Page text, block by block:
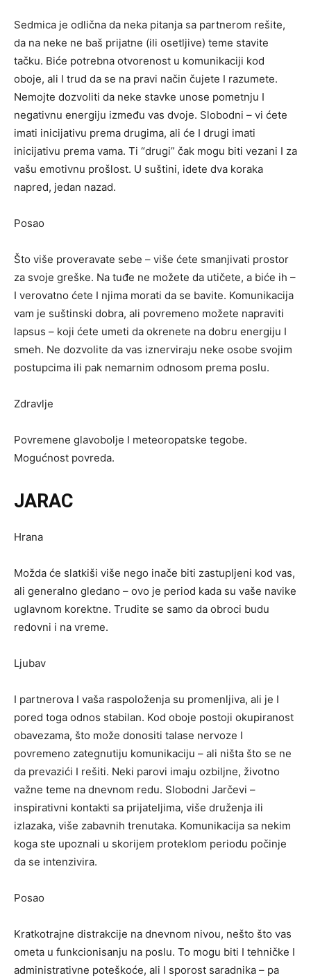
Sedmica je odlična da neka pitanja sa partnerom rešite,
da na neke ne baš prijatne (ili osetljive) teme stavite
tačku. Biće potrebna otvorenost u komunikaciji kod
oboje, ali I trud da se na pravi način čujete I razumete.
Nemojte dozvoliti da neke stavke unose pometnju I
negativnu energiju između vas dvoje. Slobodni – vi ćete
imati inicijativu prema drugima, ali će I drugi imati
inicijativu prema vama. Ti “drugi” čak mogu biti vezani I za
vašu emotivnu prošlost. U suštini, idete dva koraka
napred, jedan nazad.
Posao
Što više proveravate sebe – više ćete smanjivati prostor
za svoje greške. Na tuđe ne možete da utičete, a biće ih –
I verovatno ćete I njima morati da se bavite. Komunikacija
vam je suštinski dobra, ali povremeno možete napraviti
lapsus – koji ćete umeti da okrenete na dobru energiju I
smeh. Ne dozvolite da vas iznerviraju neke osobe svojim
postupcima ili pak nemarnim odnosom prema poslu.
Zdravlje
Povremene glavobolje I meteoropatske tegobe.
Mogućnost povreda.
JARAC
Hrana
Možda će slatkiši više nego inače biti zastupljeni kod vas,
ali generalno gledano – ovo je period kada su vaše navike
uglavnom korektne. Trudite se samo da obroci budu
redovni i na vreme.
Ljubav
I partnerova I vaša raspoloženja su promenljiva, ali je I
pored toga odnos stabilan. Kod oboje postoji okupiranost
obavezama, što može donositi talase nervoze I
povremeno zategnutiju komunikaciju – ali ništa što se ne
da prevazići I rešiti. Neki parovi imaju ozbiljne, životno
važne teme na dnevnom redu. Slobodni Jarčevi –
inspirativni kontakti sa prijateljima, više druženja ili
izlazaka, više zabavnih trenutaka. Komunikacija sa nekim
koga ste upoznali u skorijem proteklom periodu počinje
da se intenzivira.
Posao
Kratkotrajne distrakcije na dnevnom nivou, nešto što vas
ometa u funkcionisanju na poslu. To mogu biti I tehničke I
administrativne poteškoće, ali I sporost saradnika – pa